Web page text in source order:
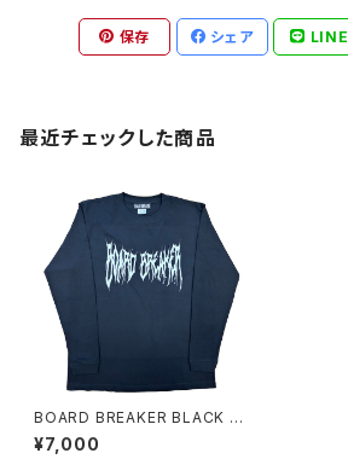
保存 シェア LINE
最近チェックした商品
BOARD BREAKER BLACK L
ONG SLEEVE TE
¥7,000